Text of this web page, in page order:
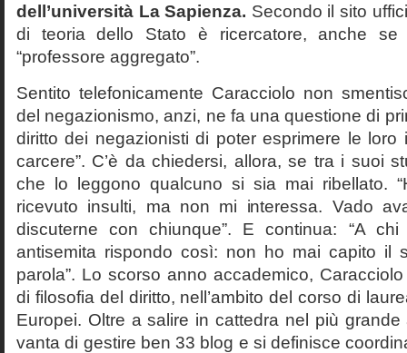
dell’università La Sapienza. Secondo il sito
di teoria dello Stato è ricercatore, anche
“professore aggregato”.
Sentito telefonicamente Caracciolo non
del negazionismo, anzi, ne fa una questione di
diritto dei negazionisti di poter esprimere le loro
carcere”. C’è da chiedersi, allora, se tra i suoi
che lo leggono qualcuno si sia mai ribellato.
ricevuto insulti, ma non mi interessa. Vado
discuterne con chiunque”. E continua: “A
antisemita rispondo così: non ho mai capito il
parola”. Lo scorso anno accademico,
di filosofia del diritto, nell’ambito del corso di
Europei. Oltre a salire in cattedra nel più grande
vanta di gestire ben 33 blog e si definisce